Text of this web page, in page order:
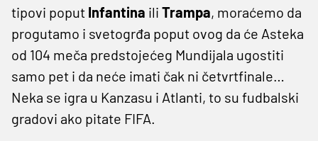
tipovi poput Infantina ili Trampa, moraćemo da
progutamo i svetogrđa poput ovog da će Asteka
od 104 meča predstojećeg Mundijala ugostiti
samo pet i da neće imati čak ni četvrtfinale…
Neka se igra u Kanzasu i Atlanti, to su fudbalski
gradovi ako pitate FIFA.